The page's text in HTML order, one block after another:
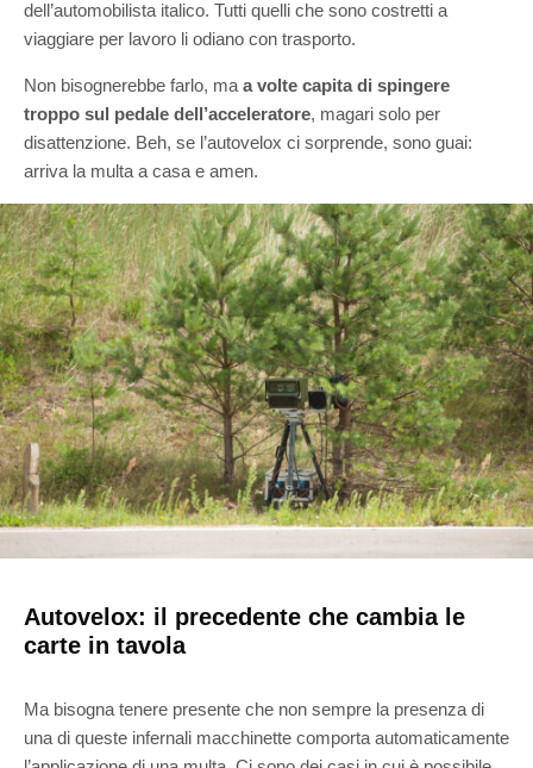
dell’automobilista italico. Tutti quelli che sono costretti a
viaggiare per lavoro li odiano con trasporto.
Non bisognerebbe farlo, ma a volte capita di spingere
troppo sul pedale dell’acceleratore, magari solo per
disattenzione. Beh, se l’autovelox ci sorprende, sono guai:
arriva la multa a casa e amen.
Autovelox: il precedente che cambia le
carte in tavola
Ma bisogna tenere presente che non sempre la presenza di
una di queste infernali macchinette comporta automaticamente